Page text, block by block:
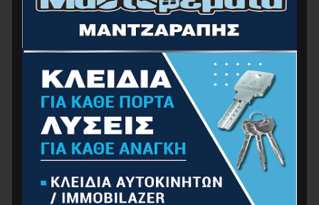
NAKAYAMA PB300 Κεφαλή Μεσινέζας
Αλουμινίου 4 Εξόδων (Με Άλλεν)
7.00 €